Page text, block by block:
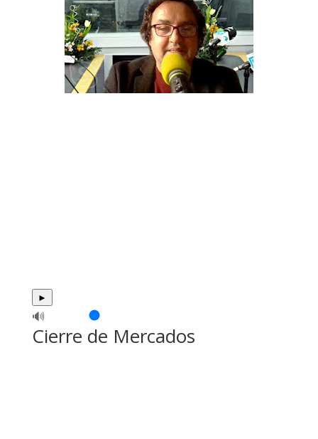
►
🔊
Cierre de Mercados